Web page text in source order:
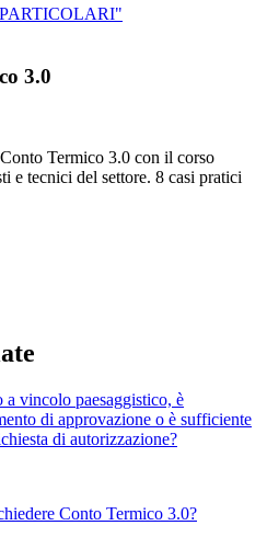
"
3.0
Termico 3.0 con il corso
e tecnici del settore. 8 casi pratici
vincolo paesaggistico, è
di approvazione o è sufficiente
di autorizzazione?
Conto Termico 3.0?